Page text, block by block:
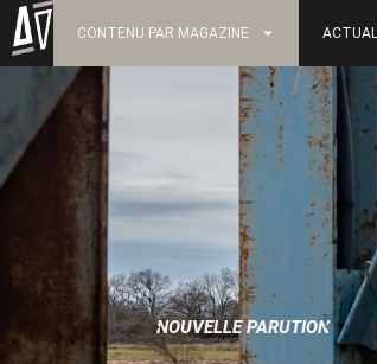
CONTENU PAR MAGAZINE
NOUVELLE PARUTION